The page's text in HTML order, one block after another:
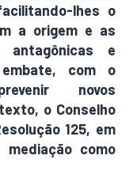
lhes o
a origem e as
e
com o
novos
o Conselho
125, em
como